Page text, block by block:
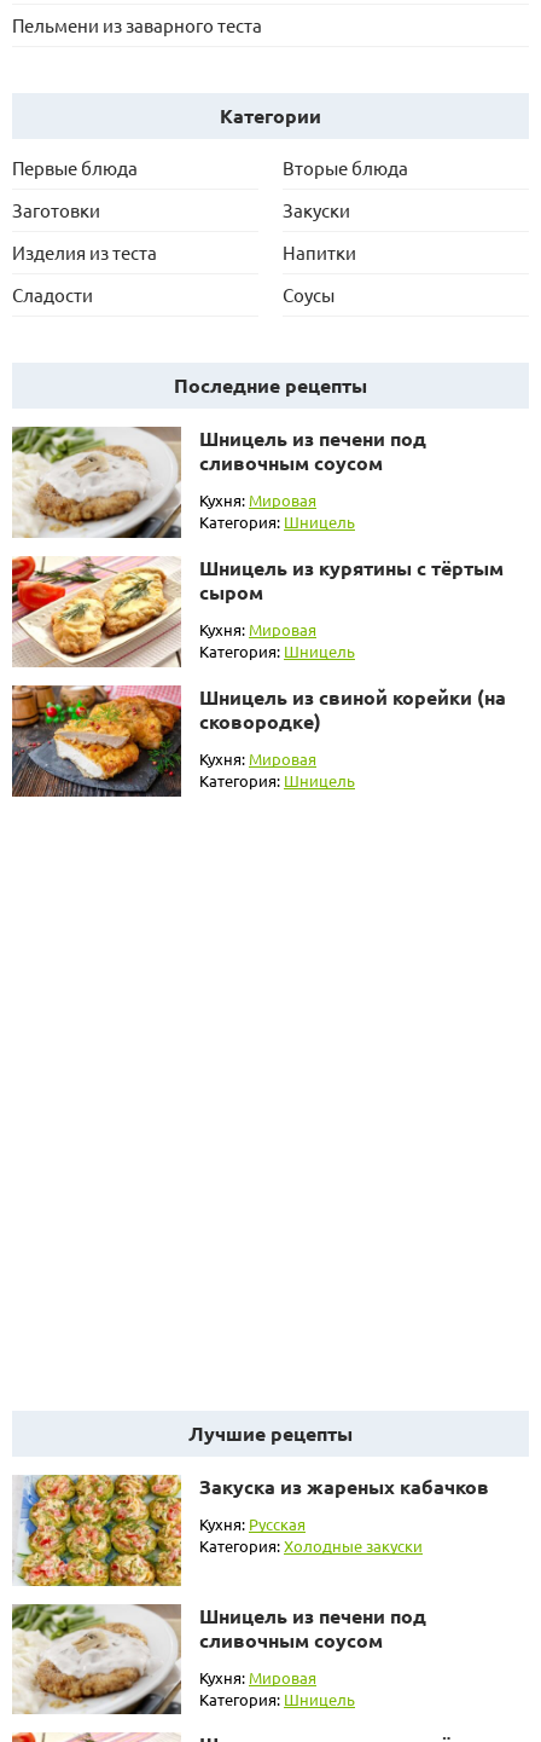
Пельмени из заварного теста
Категории
Первые блюда
Вторые блюда
Заготовки
Закуски
Изделия из теста
Напитки
Сладости
Соусы
Последние рецепты
Шницель из печени под
сливочным соусом
Кухня: Мировая
Категория: Шницель
Шницель из курятины с тёртым
сыром
Кухня: Мировая
Категория: Шницель
Шницель из свиной корейки (на
сковородке)
Кухня: Мировая
Категория: Шницель
Лучшие рецепты
Закуска из жареных кабачков
Кухня: Русская
Категория:Холодные закуски
Шницель из печени под
сливочным соусом
Кухня: Мировая
Категория: Шницель